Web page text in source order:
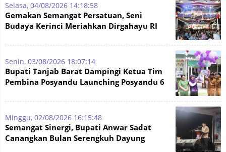
Selasa, 04/08/2026 14:18:58
Gemakan Semangat Persatuan, Seni
Budaya Kerinci Meriahkan Dirgahayu RI
Senin, 03/08/2026 18:07:14
Bupati Tanjab Barat Dampingi Ketua Tim
Pembina Posyandu Launching Posyandu 6
Minggu, 02/08/2026 16:15:48
Semangat Sinergi, Bupati Anwar Sadat
Canangkan Bulan Serengkuh Dayung